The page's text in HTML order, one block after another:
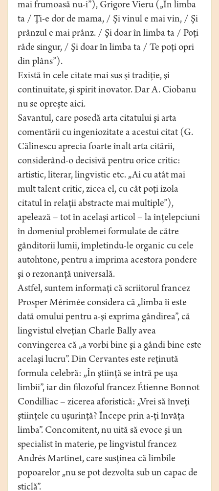
mai frumoasă nu-i”), Grigore Vieru („În limba
ta / Ţi-e dor de mama, / Şi vinul e mai vin, / Şi
prânzul e mai prânz. / Şi doar în limba ta / Poţi
râde singur, / Şi doar în limba ta / Te poţi opri
din plâns”).
Există în cele citate mai sus şi tradiţie, şi
continuitate, şi spirit inovator. Dar A. Ciobanu
nu se opreşte aici.
Savantul, care posedă arta citatului şi arta
comentării cu ingeniozitate a acestui citat (G.
Călinescu aprecia foarte înalt arta citării,
considerând-o decisivă pentru orice critic:
artistic, literar, lingvistic etc. „Ai cu atât mai
mult talent critic, zicea el, cu cât poţi izola
citatul în relaţii abstracte mai multiple”),
apelează – tot în acelaşi articol – la înţelepciuni
în domeniul problemei formulate de către
gânditorii lumii, împletindu-le organic cu cele
autohtone, pentru a imprima acestora pondere
şi o rezonanţă universală.
Astfel, suntem informaţi că scriitorul francez
Prosper Mérimée considera că „limba îi este
dată omului pentru a-şi exprima gândirea”, că
lingvistul elveţian Charle Bally avea
convingerea că „a vorbi bine şi a gândi bine este
acelaşi lucru”. Din Cervantes este reţinută
formula celebră: „În ştiinţă se intră pe uşa
limbii”, iar din filozoful francez Étienne Bonnot
Condilliac – zicerea aforistică: „Vrei să înveţi
ştiinţele cu uşurinţă? Începe prin a-ţi învăţa
limba”. Concomitent, nu uită să evoce şi un
specialist în materie, pe lingvistul francez
Andrés Martinet, care susţinea că limbile
popoarelor „nu se pot dezvolta sub un capac de
sticlă”.